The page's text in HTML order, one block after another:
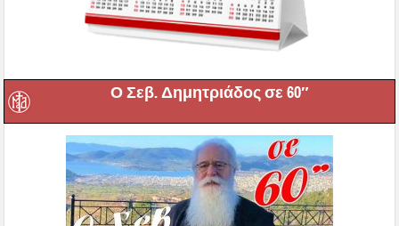
Ο Σεβ. Δημητριάδος σε 60″